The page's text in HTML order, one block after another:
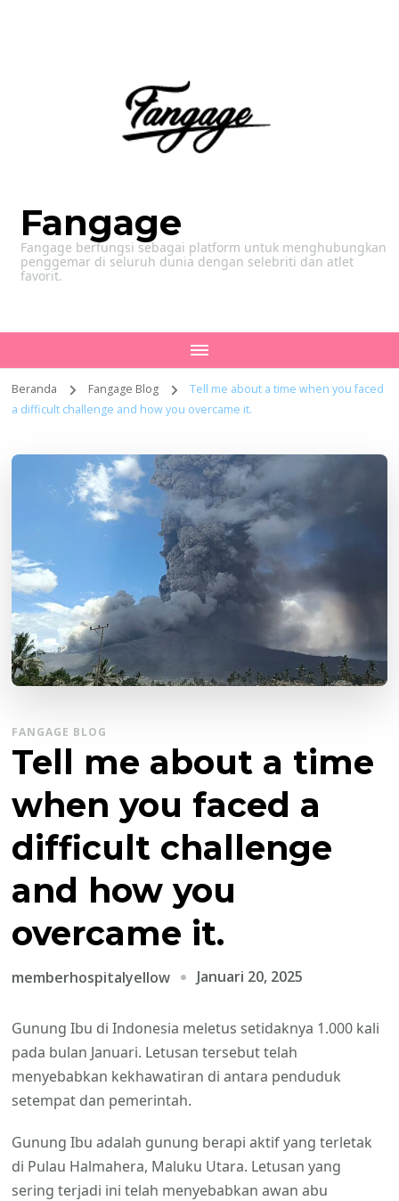
Fangage
Fangage berfungsi sebagai platform untuk menghubungkan
penggemar di seluruh dunia dengan selebriti dan atlet
favorit.
Beranda Fangage Blog
Tell me about a time when you faced
a difficult challenge and how you overcame it.
FANGAGE BLOG
Tell me about a time
when you faced a
difficult challenge
and how you
overcame it.
memberhospitalyellow Januari 20, 2025
Gunung Ibu di Indonesia meletus setidaknya 1.000 kali
pada bulan Januari. Letusan tersebut telah
menyebabkan kekhawatiran di antara penduduk
setempat dan pemerintah.
Gunung Ibu adalah gunung berapi aktif yang terletak
di Pulau Halmahera, Maluku Utara. Letusan yang
sering terjadi ini telah menyebabkan awan abu